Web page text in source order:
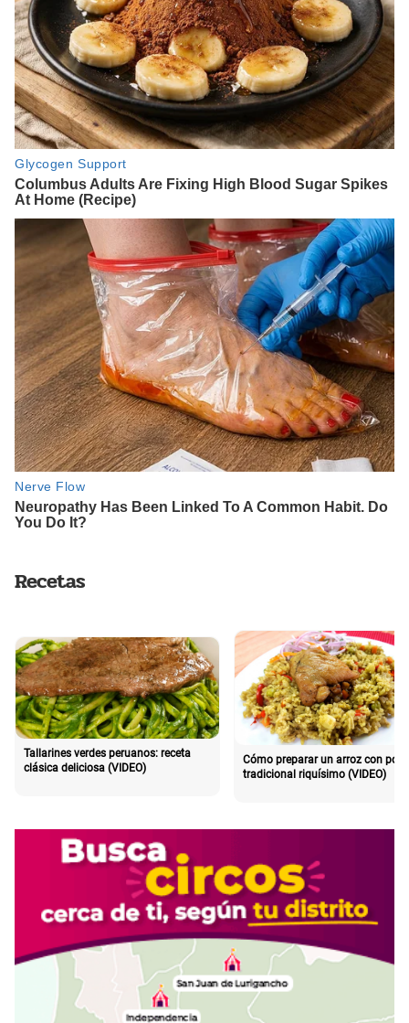
Recetas
Tallarines verdes peruanos: receta
clásica deliciosa (VIDEO)
Cómo preparar un arroz con pollo
tradicional riquísimo (VIDEO)